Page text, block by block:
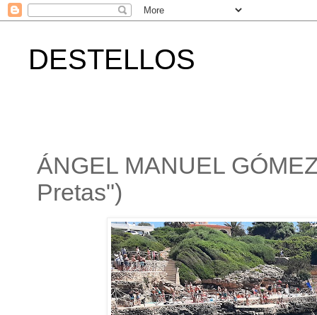
DESTELLOS
ÁNGEL MANUEL
Pretas")